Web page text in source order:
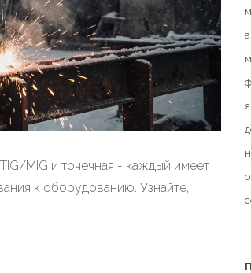
MIG и точечная - каждый имеет
к оборудованию. Узнайте,